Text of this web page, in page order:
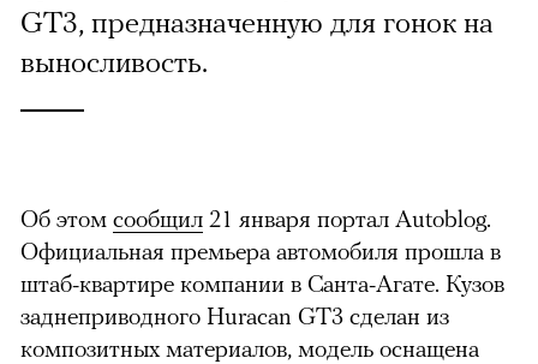
GT3, предназначенную для гонок на
выносливость.
Об этом сообщил 21 января портал Autoblog.
Официальная премьера автомобиля прошла в
штаб-квартире компании в Санта-Агате. Кузов
заднеприводного Huracan GT3 сделан из
композитных материалов, модель оснащена